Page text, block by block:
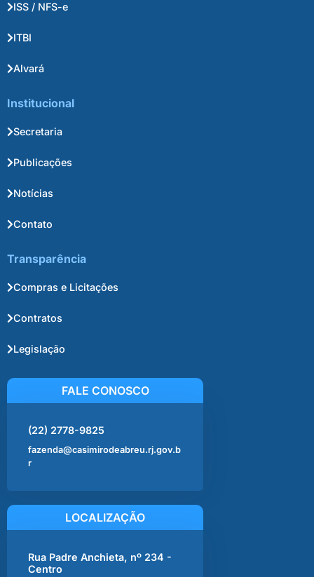
ISS / NFS-e
ITBI
Alvará
Institucional
Secretaria
Publicações
Notícias
Contato
Transparência
Compras e Licitações
Contratos
Legislação
FALE CONOSCO
(22) 2778-9825
fazenda@casimirodeabreu.rj.gov.b
r
LOCALIZAÇÃO
Rua Padre Anchieta, nº 234 -
Centro